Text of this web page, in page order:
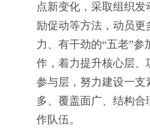
点新变化，采取组织发
励促动等方法，动员更
力、有干劲的“五老”参
作，着力提升核心层、
参与层，努力建设一支
多、覆盖面广、结构合
作队伍。